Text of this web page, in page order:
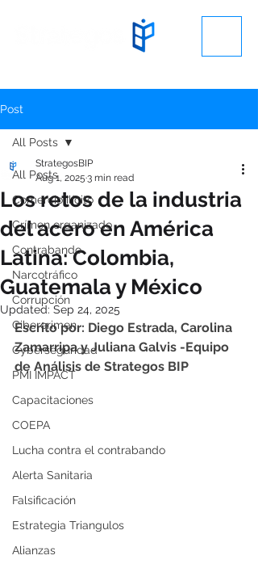
Post
All Posts
Comercio ilícito
Crímen organizado
Contrabando
Narcotráfico
Corrupción
Cibercrimen
Cyberseguridad
PMI IMPACT
Capacitaciones
COEPA
Lucha contra el contrabando
Alerta Sanitaria
Falsificación
Estrategia Triangulos
Alianzas
All Posts
Los retos de la industria
del acero en América
Latina: Colombia,
Guatemala y México
StrategosBIP
Aug 1, 2025 3 min read
Updated: Sep 24, 2025
Escrito por: Diego Estrada, Carolina
Zamarripa y Juliana Galvis -Equipo
de Análisis de Strategos BIP